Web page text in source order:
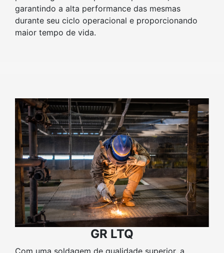
garantindo a alta performance das mesmas
durante seu ciclo operacional e proporcionando
maior tempo de vida.
GR LTQ
Com uma soldagem de qualidade superior, a